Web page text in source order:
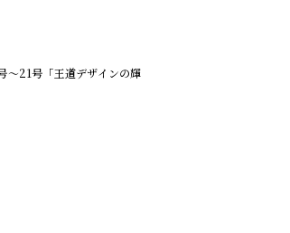
～21号「王道デザインの輝